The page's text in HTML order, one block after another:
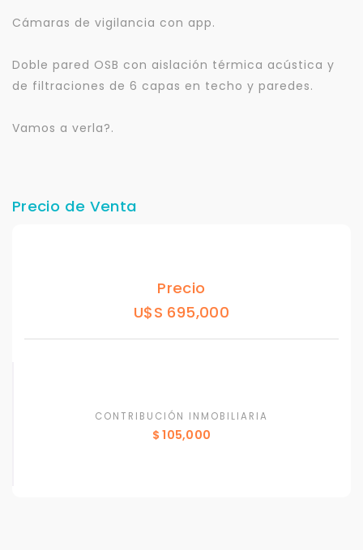
Cámaras de vigilancia con app.
Doble pared OSB con aislación térmica acústica y
de filtraciones de 6 capas en techo y paredes.
Vamos a verla?.
Precio de Venta
Precio
U$S 695,000
CONTRIBUCIÓN INMOBILIARIA
$ 105,000